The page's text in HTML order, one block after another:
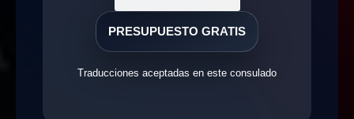
PRESUPUESTO GRATIS
Traducciones aceptadas en este consulado